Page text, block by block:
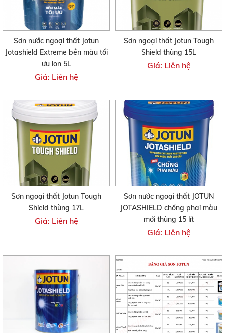
Sơn nước ngoại thất Jotun
Jotashield Extreme bền màu tối
ưu lon 5L
Giá: Liên hệ
Sơn ngoại thất Jotun Tough
Shield thùng 15L
Giá: Liên hệ
Sơn ngoại thất Jotun Tough
Shield thùng 17L
Giá: Liên hệ
Sơn nước ngoại thất JOTUN
JOTASHIELD chống phai màu
mới thùng 15 lít
Giá: Liên hệ